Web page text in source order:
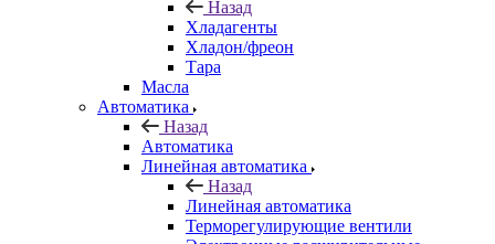
Назад
Хладагенты
Хладон/фреон
Тара
Масла
Автоматика
Назад
Автоматика
Линейная автоматика
Назад
Линейная автоматика
Терморегулирующие вентили